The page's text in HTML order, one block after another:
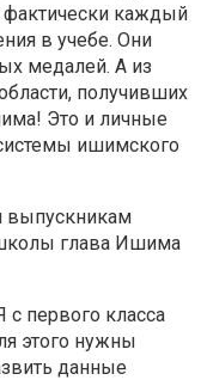
фактически каждый
в учебе. Они
медалей. А из
получивших
Это и личные
ишимского
выпускникам
глава Ишима
с первого класса
этого нужны
данные